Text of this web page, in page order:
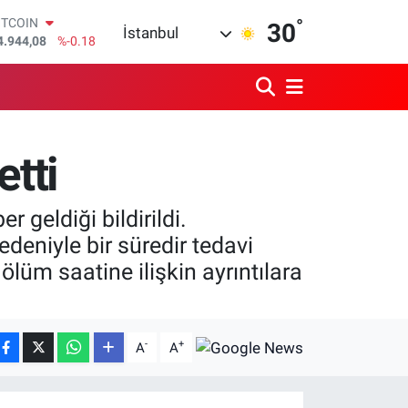
%0.18
%0.03
%-14
İstanbul 30°
geldiği bildirildi.
bir süredir tedavi
saatine ilişkin ayrıntılara
A- A+